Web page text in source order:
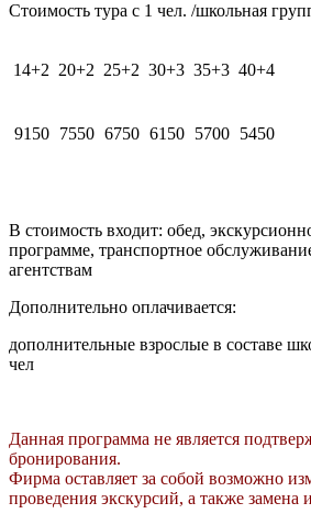
Стоимость тура с 1 чел. /школьная
14+2 20+2 25+2 30+3 35+3 40+4
9150 7550 6750 6150 5700 5450
В стоимость входит: обед,
программе, транспортное
агентствам
Дополнительно оплачивается:
дополнительные взрослые в составе
чел
Данная программа не является
бронирования.
Фирма оставляет за собой возможно
проведения экскурсий, а также замена